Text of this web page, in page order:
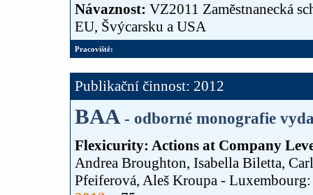
Návaznost: VZ2011 Zaměstnanecká
EU, Švýcarsku a USA
Pracoviště:
Publikační činnost: 2012
BAA - odborné monografie
Flexicurity: Actions at Company
Andrea Broughton, Isabella Biletta,
Pfeiferová, Aleš Kroupa -